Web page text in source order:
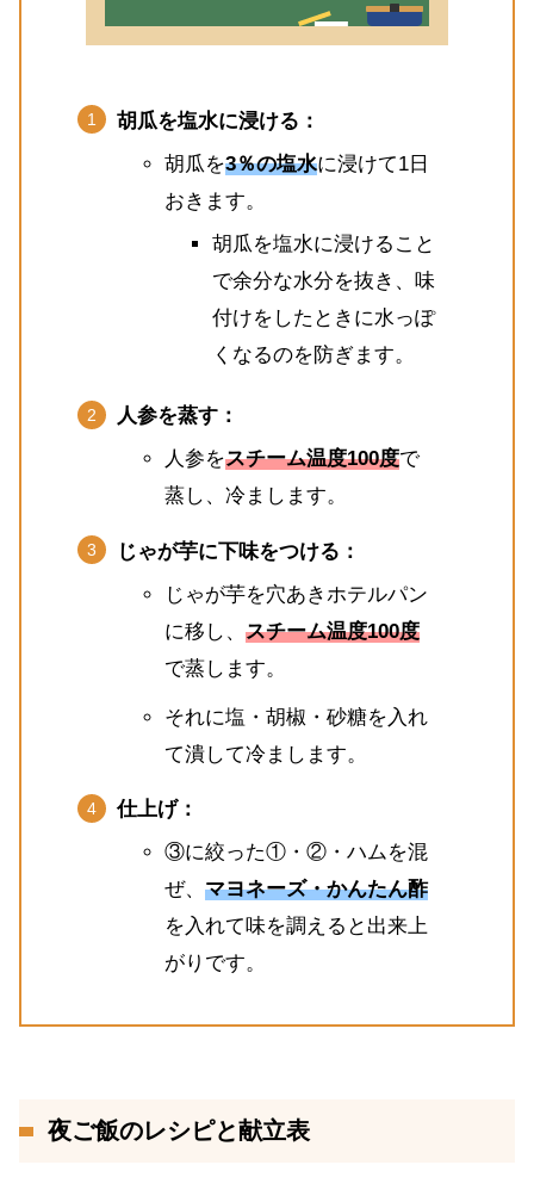
胡瓜を塩水に浸ける：
胡瓜を3％の塩水に浸けて1日
おきます。
胡瓜を塩水に浸けること
で余分な水分を抜き、味
付けをしたときに水っぽ
くなるのを防ぎます。
人参を蒸す：
人参をスチーム温度100度で
蒸し、冷まします。
じゃが芋に下味をつける：
じゃが芋を穴あきホテルパン
に移し、 スチーム温度100度
で蒸します。
それに塩・胡椒・砂糖を入れ
て潰して冷まします。
仕上げ：
③に絞った①・②・ハムを混
ぜ、 マヨネーズ・かんたん酢
を入れて味を調えると出来上
がりです。
夜ご飯のレシピと献立表